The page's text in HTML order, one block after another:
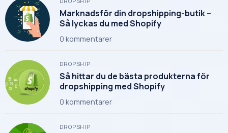
Marknadsför din dropshipping-butik –
Så lyckas du med Shopify
0 kommentarer
DROPSHIP
Så hittar du de bästa produkterna för
dropshipping med Shopify
0 kommentarer
DROPSHIP